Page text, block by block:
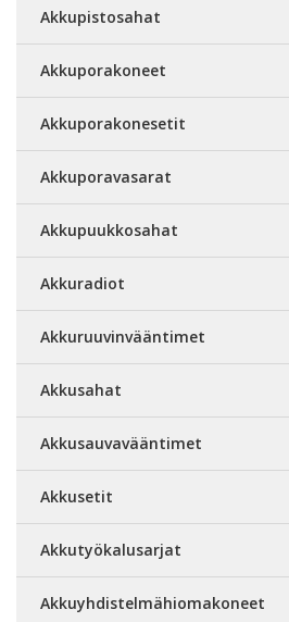
Akkupistosahat
Akkuporakoneet
Akkuporakonesetit
Akkuporavasarat
Akkupuukkosahat
Akkuradiot
Akkuruuvinvääntimet
Akkusahat
Akkusauvavääntimet
Akkusetit
Akkutyökalusarjat
Akkuyhdistelmähiomakoneet